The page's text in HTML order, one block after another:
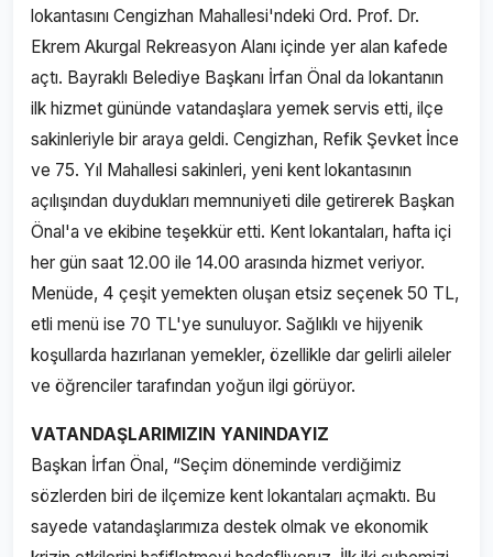
lokantasını Cengizhan Mahallesi'ndeki Ord. Prof. Dr.
Ekrem Akurgal Rekreasyon Alanı içinde yer alan kafede
açtı. Bayraklı Belediye Başkanı İrfan Önal da lokantanın
ilk hizmet gününde vatandaşlara yemek servis etti, ilçe
sakinleriyle bir araya geldi. Cengizhan, Refik Şevket İnce
ve 75. Yıl Mahallesi sakinleri, yeni kent lokantasının
açılışından duydukları memnuniyeti dile getirerek Başkan
Önal'a ve ekibine teşekkür etti. Kent lokantaları, hafta içi
her gün saat 12.00 ile 14.00 arasında hizmet veriyor.
Menüde, 4 çeşit yemekten oluşan etsiz seçenek 50 TL,
etli menü ise 70 TL'ye sunuluyor. Sağlıklı ve hijyenik
koşullarda hazırlanan yemekler, özellikle dar gelirli aileler
ve öğrenciler tarafından yoğun ilgi görüyor.
VATANDAŞLARIMIZIN YANINDAYIZ
Başkan İrfan Önal, “Seçim döneminde verdiğimiz
sözlerden biri de ilçemize kent lokantaları açmaktı. Bu
sayede vatandaşlarımıza destek olmak ve ekonomik